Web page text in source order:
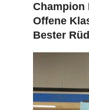
Champion
Offene
Bester